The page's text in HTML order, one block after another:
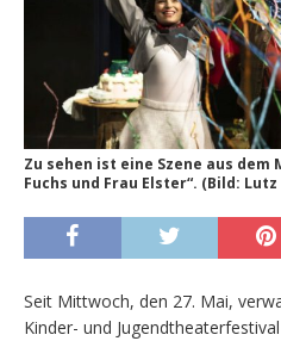
Zu sehen ist eine Szene aus
Fuchs und Frau Elster“. (Bild:
Seit Mittwoch, den 27. Mai,
Kinder- und